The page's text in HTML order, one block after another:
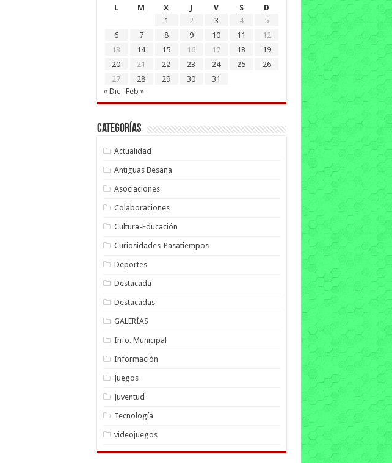
L
M X J V S
D
1
2 3 4
5
6
7 8 9 10 11
12
13
14 15 16 17 18
19
20
21 22 23 24 25
26
27
28 29 30
31
« Dic
Feb »
Categorías
Actualidad
Antiguas Besana
Asociaciones
Colaboraciones
Cultura-Educación
Curiosidades-Pasatiempos
Deportes
Destacada
Destacadas
GALERÍAS
Info. Municipal
Información
Juegos
Juventud
Tecnología
videojuegos